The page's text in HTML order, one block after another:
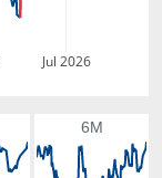
Jul 2026
6M